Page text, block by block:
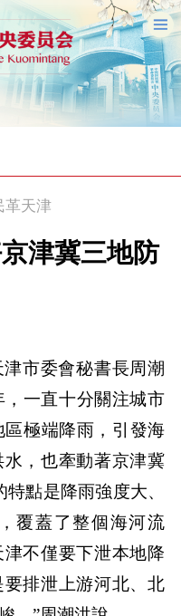
革天津
津冀三地防
市委會秘書長周潮
一直十分關注城市
區極端降雨，引發海
，也牽動著京津冀
點是降雨強度大、
覆蓋了整個海河流
不僅要下泄本地降
排泄上游河北、北